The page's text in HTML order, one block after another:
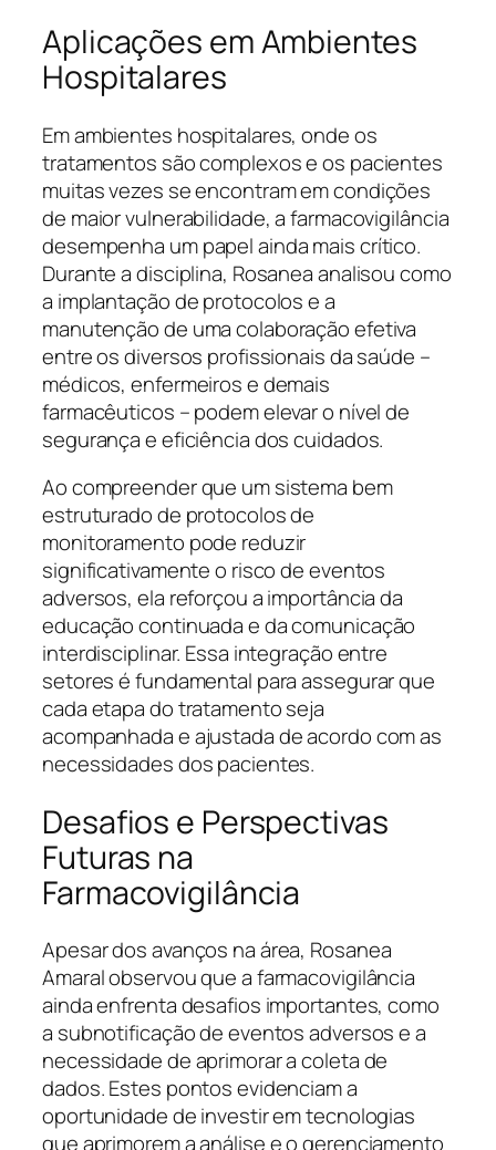
Aplicações em Ambientes
Hospitalares
Em ambientes hospitalares, onde os
tratamentos são complexos e os pacientes
muitas vezes se encontram em condições
de maior vulnerabilidade, a farmacovigilância
desempenha um papel ainda mais crítico.
Durante a disciplina, Rosanea analisou como
a implantação de protocolos e a
manutenção de uma colaboração efetiva
entre os diversos profissionais da saúde –
médicos, enfermeiros e demais
farmacêuticos – podem elevar o nível de
segurança e eficiência dos cuidados.
Ao compreender que um sistema bem
estruturado de protocolos de
monitoramento pode reduzir
significativamente o risco de eventos
adversos, ela reforçou a importância da
educação continuada e da comunicação
interdisciplinar. Essa integração entre
setores é fundamental para assegurar que
cada etapa do tratamento seja
acompanhada e ajustada de acordo com as
necessidades dos pacientes.
Desafios e Perspectivas
Futuras na
Farmacovigilância
Apesar dos avanços na área, Rosanea
Amaral observou que a farmacovigilância
ainda enfrenta desafios importantes, como
a subnotificação de eventos adversos e a
necessidade de aprimorar a coleta de
dados. Estes pontos evidenciam a
oportunidade de investir em tecnologias
que aprimorem a análise e o gerenciamento